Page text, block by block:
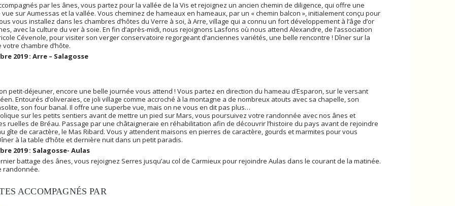
par les ânes, vous partez pour la vallée de la Vis et rejoignez un ancien chemin de diligence, qui offre une
sur Aumessas et la vallée. Vous cheminez de hameaux en hameaux, par un « chemin balcon », initialement conçu pour
vous installez dans les chambres d’hôtes du Verre à soi, à Arre, village qui a connu un fort développement à l’âge d’or
avec la culture du ver à soie. En fin d’après-midi, nous rejoignons Lasfons où nous attend Alexandre, de l’association
Cévenole, pour visiter son verger conservatoire regorgeant d’anciennes variétés, une belle rencontre ! Dîner sur la
chambre d’hôte.
2019 : Arre – Salagosse
petit-déjeuner, encore une belle journée vous attend ! Vous partez en direction du hameau d’Esparon, sur le versant
Entourés d’oliveraies, ce joli village comme accroché à la montagne a de nombreux atouts avec sa chapelle, son
son four banal. Il offre une superbe vue, mais on ne vous en dit pas plus…
sur les petits sentiers avant de mettre un pied sur Mars, vous poursuivez votre randonnée avec nos ânes et
ruelles de Bréau. Passage par une châtaigneraie en réhabilitation afin de découvrir l’histoire du pays avant de rejoindre
gîte de caractère, le Mas Ribard. Vous y attendent maisons en pierres de caractère, gourds et marmites pour vous
à la table d’hôte et dernière nuit dans un petit paradis.
2019 : Salagosse- Aulas
battage des ânes, vous rejoignez Serres jusqu’au col de Carmieux pour rejoindre Aulas dans le courant de la matinée.
randonnée.
ACCOMPAGNÉS PAR